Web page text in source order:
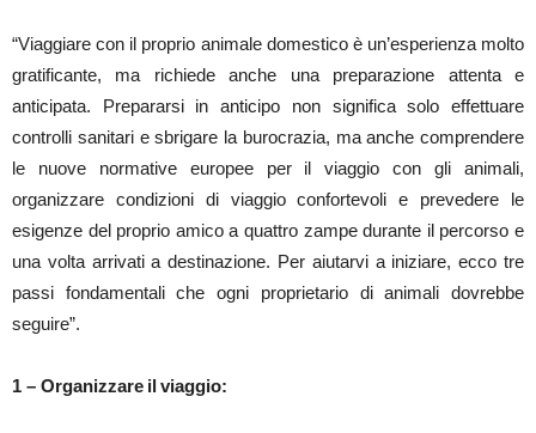
“Viaggiare con il proprio animale domestico è un’esperienza molto
gratificante, ma richiede anche una preparazione attenta e
anticipata. Prepararsi in anticipo non significa solo effettuare
controlli sanitari e sbrigare la burocrazia, ma anche comprendere
le nuove normative europee per il viaggio con gli animali,
organizzare condizioni di viaggio confortevoli e prevedere le
esigenze del proprio amico a quattro zampe durante il percorso e
una volta arrivati a destinazione. Per aiutarvi a iniziare, ecco tre
passi fondamentali che ogni proprietario di animali dovrebbe
seguire”.
1 – Organizzare il viaggio: